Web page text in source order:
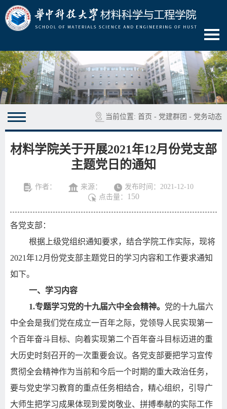
当前位置: 首页 - 党建群团 - 党务动态
材料学院关于开展2021​年12月份党支部
主题党日的通知
作者： 来源：
发布时间：2021-12-10
点击量：
150
各党支部：
根据上级党组织通知要求，结合学院工作实际，现将
2021年12月份党支部主题党日的学习内容和工作要求通知
如下。
一、学习内容
1.专题学习党的十九届六中全会精神。 党的十九届六
中全会是我们党在成立一百年之际，党领导人民实现第一
个百年奋斗目标、向着实现第二个百年奋斗目标迈进的重
大历史时刻召开的一次重要会议。各党支部要把学习宣传
贯彻全会精神作为当前和今后一个时期的重大政治任务，
要与党史学习教育的重点任务相结合，精心组织，引导广
大师生把学习成果体现到爱岗敬业、拼搏奉献的实际工作